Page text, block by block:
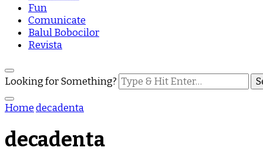
Fun
Comunicate
Balul Bobocilor
Revista
Looking for Something?
Homedecadenta
decadenta